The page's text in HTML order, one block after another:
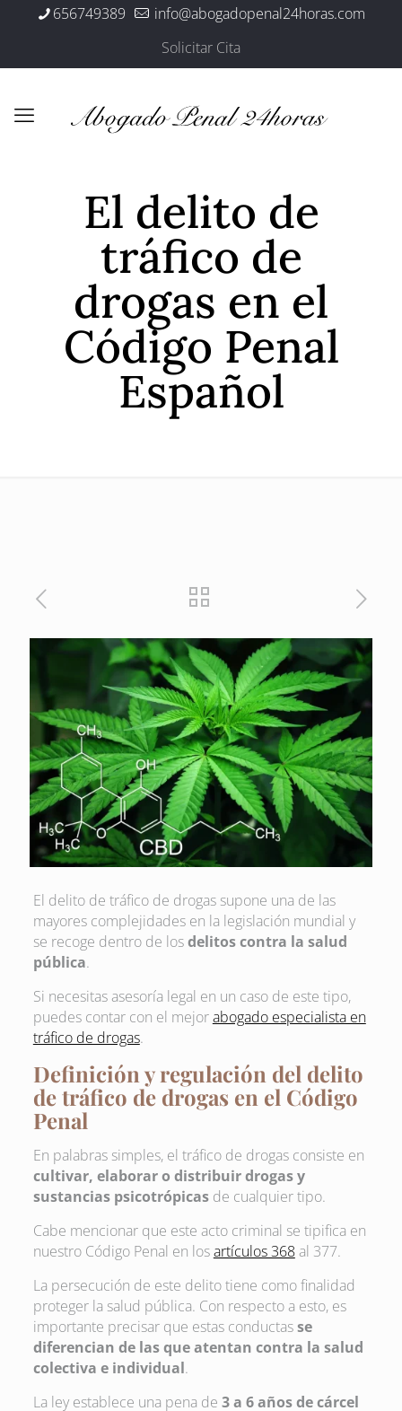
656749389
info@abogadopenal24horas.com
Solicitar Cita
El delito de
tráfico de
drogas en el
Código Penal
Español
El delito de tráfico de drogas supone una de las
mayores complejidades en la legislación mundial y
se recoge dentro de losdelitos contra la salud
pública.
Si necesitas asesoría legal en un caso de este tipo,
puedes contar con el mejorabogado especialista en
tráfico de drogas.
Definición y regulación del delito
de tráfico de drogas en el Código
Penal
En palabras simples, el tráfico de drogas consiste en
cultivar, elaborar o distribuir drogas y
sustancias psicotrópicasde cualquier tipo.
Cabe mencionar que este acto criminal se tipifica en
nuestro Código Penal en losartículos 368al 377.
La persecución de este delito tiene como finalidad
proteger la salud pública. Con respecto a esto, es
importante precisar que estas conductasse
diferencian de las que atentan contra la salud
colectiva e individual.
La ley establece una pena de 3 a 6 años de cárcel